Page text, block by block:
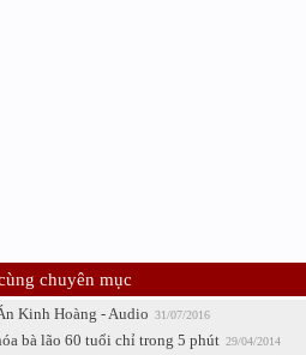
chuyên mục
Kinh Hoàng - Audio 31/07/2016
bà lão 60 tuổi chỉ trong 5 phút 29/04/2014